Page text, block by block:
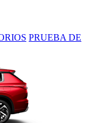
PRUEBA DE